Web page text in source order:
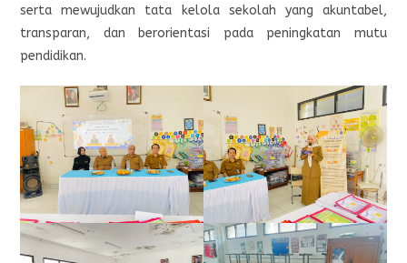
serta mewujudkan tata kelola sekolah yang akuntabel,
transparan, dan berorientasi pada peningkatan mutu
pendidikan.